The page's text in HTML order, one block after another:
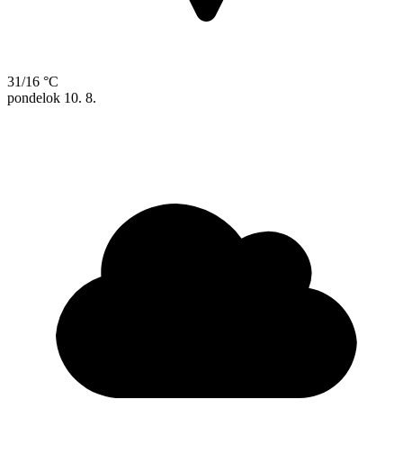
31/16 °C
pondelok 10. 8.